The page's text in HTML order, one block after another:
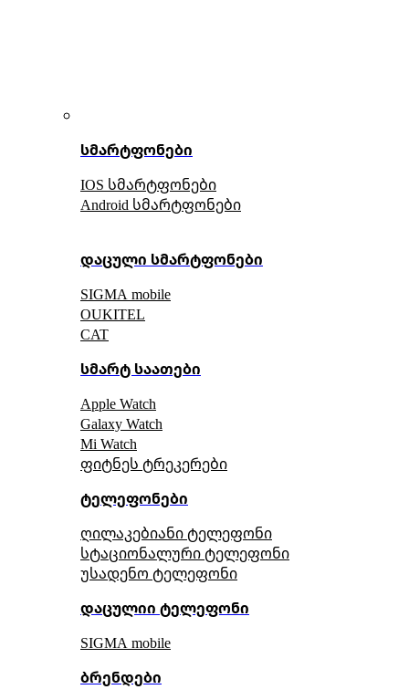
სმარტფონები
IOS სმარტფონები
Android სმარტფონები
დაცული სმარტფონები
SIGMA mobile
OUKITEL
CAT
სმარტ საათები
Apple Watch
Galaxy Watch
Mi Watch
ფიტნეს ტრეკერები
ტელეფონები
ღილაკებიანი ტელეფონი
სტაციონალური ტელეფონი
უსადენო ტელეფონი
დაცულიი ტელეფონი
SIGMA mobile
ბრენდები